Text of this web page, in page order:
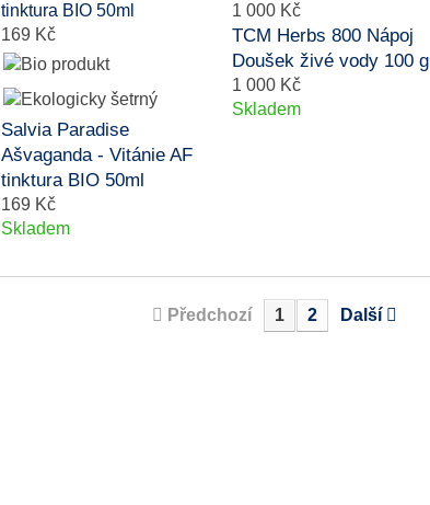
169 Kč
Salvia Paradise
Ašvaganda - Vitánie AF
tinktura BIO 50ml
169 Kč
Skladem
1 000 Kč
TCM Herbs 800 Nápoj
Doušek živé vody 100 g
1 000 Kč
Skladem
Předchozí 1 2 Další